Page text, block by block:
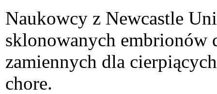
Naukowcy z Newcastle
sklonowanych embrionów
zamiennych dla
chore.